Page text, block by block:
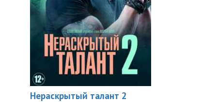
Нераскрытый талант 2